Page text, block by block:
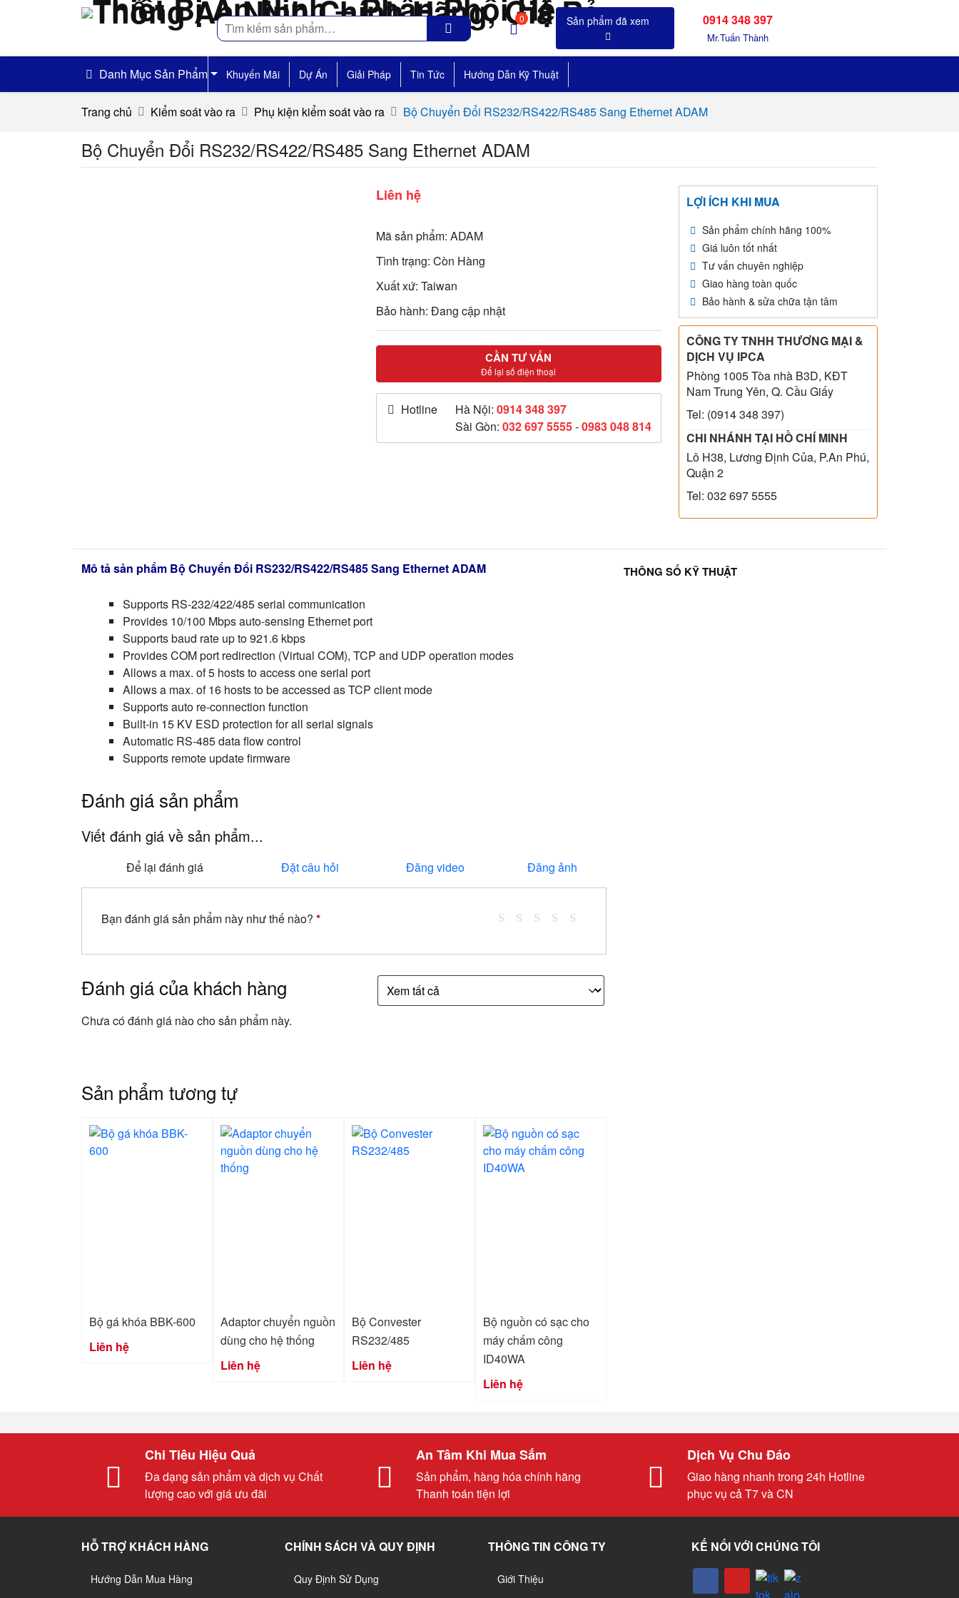
Tìm
kiếm
0 0914 348 397
Mr.Tuấn Thành
Danh Mục Sản Phẩm Khuyến Mãi Dự Án Giải Pháp Tin Tức Hướng Dẫn Kỹ Thuật
Trang chủ Kiểm soát vào ra Phụ kiện kiểm soát vào ra Bộ Chuyển Đổi RS232/RS422/RS485 Sang Ethernet ADAM
Bộ Chuyển Đổi RS232/RS422/RS485 Sang Ethernet ADAM
Liên hệ
Mã sản phẩm: ADAM
Tình trạng: Còn Hàng
Xuất xứ: Taiwan
Bảo hành: Đang cập nhật
CẦN TƯ VẤN
Để lại số điện thoại
Hotline Hà Nội:0914 348 397
Sài Gòn:032 697 5555-0983 048 814
LỢI ÍCH KHI MUA
Sản phẩm chính hãng 100%
Giá luôn tốt nhất
Tư vấn chuyên nghiệp
Giao hàng toàn quốc
Bảo hành & sửa chữa tận tâm
CÔNG TY TNHH THƯƠNG MẠI &
DỊCH VỤ IPCA
Phòng 1005 Tòa nhà B3D, KĐT
Nam Trung Yên, Q. Cầu Giấy
Tel: (0914 348 397)
CHI NHÁNH TẠI HỒ CHÍ MINH
Lô H38, Lương Định Của, P.An Phú,
Quận 2
Tel: 032 697 5555
Mô tả sản phẩm Bộ Chuyển Đổi RS232/RS422/RS485 Sang Ethernet ADAM
Supports RS-232/422/485 serial communication
Provides 10/100 Mbps auto-sensing Ethernet port
Supports baud rate up to 921.6 kbps
Provides COM port redirection (Virtual COM), TCP and UDP operation modes
Allows a max. of 5 hosts to access one serial port
Allows a max. of 16 hosts to be accessed as TCP client mode
Supports auto re-connection function
Built-in 15 KV ESD protection for all serial signals
Automatic RS-485 data flow control
Supports remote update firmware
Đánh giá sản phẩm
Viết đánh giá về sản phẩm...
Để lại đánh giá Đặt câu hỏi Đăng video Đăng ảnh
Bạn đánh giá sản phẩm này như thế nào? *
Đánh giá của khách hàng
Chưa có đánh giá nào cho sản phẩm này.
Sản phẩm tương tự
Bộ gá khóa BBK-600
Liên hệ
Adaptor chuyển nguồn
dùng cho hệ thống
Liên hệ
Bộ Convester
RS232/485
Liên hệ
Bộ nguồn có sạc cho
máy chấm công
ID40WA
Liên hệ
THÔNG SỐ KỸ THUẬT
Chi Tiêu Hiệu Quả
Đa dạng sản phẩm và dịch vụ Chất
lượng cao với giá ưu đãi
An Tâm Khi Mua Sắm
Sản phẩm, hàng hóa chính hãng
Thanh toán tiện lợi
Dịch Vụ Chu Đáo
Giao hàng nhanh trong 24h Hotline
phục vụ cả T7 và CN
HỖ TRỢ KHÁCH HÀNG
Hướng Dẫn Mua Hàng
CHÍNH SÁCH VÀ QUY ĐỊNH
Quy Định Sử Dụng
THÔNG TIN CÔNG TY
Giới Thiệu
KẾ NỐI VỚI CHÚNG TÔI